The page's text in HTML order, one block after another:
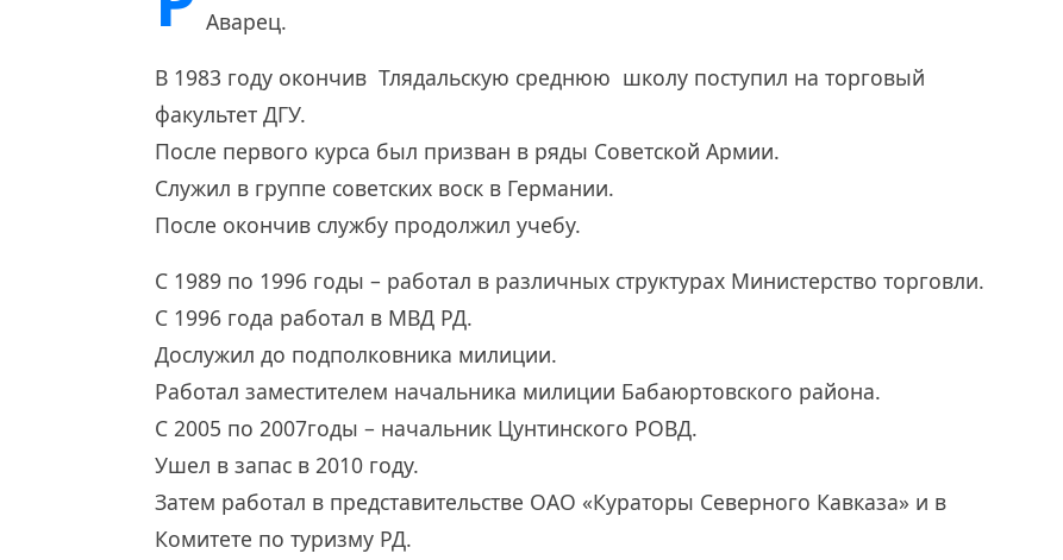
Аварец.
В 1983 году окончив Тлядальскую среднюю школу поступил на торговый
факультет ДГУ.
После первого курса был призван в ряды Советской Армии.
Служил в группе советских воск в Германии.
После окончив службу продолжил учебу.
С 1989 по 1996 годы – работал в различных структурах Министерство торговли.
С 1996 года работал в МВД РД.
Дослужил до подполковника милиции.
Работал заместителем начальника милиции Бабаюртовского района.
С 2005 по 2007годы – начальник Цунтинского РОВД.
Ушел в запас в 2010 году.
Затем работал в представительстве ОАО «Кураторы Северного Кавказа» и в
Комитете по туризму РД.